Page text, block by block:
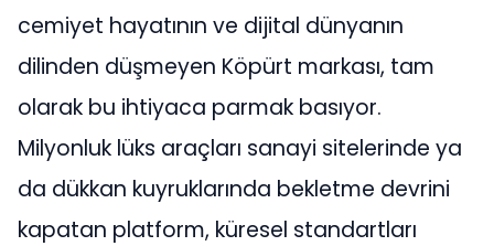
cemiyet hayatının ve dijital dünyanın
dilinden düşmeyen Köpürt markası, tam
olarak bu ihtiyaca parmak basıyor.
Milyonluk lüks araçları sanayi sitelerinde ya
da dükkan kuyruklarında bekletme devrini
kapatan platform, küresel standartları